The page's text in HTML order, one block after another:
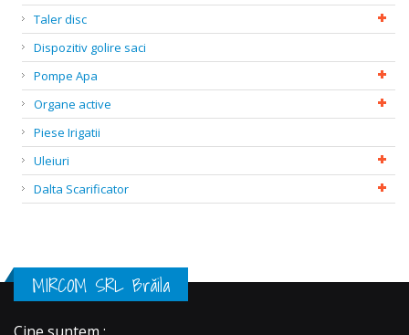
Taler disc
Dispozitiv golire saci
Pompe Apa
Organe active
Piese Irigatii
Uleiuri
Dalta Scarificator
MIRCOM SRL Brăila